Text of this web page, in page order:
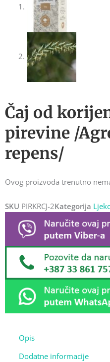
Čaj od
pirevine /
repens/
Ovog proizvoda trenutno
SKU PIRKRCJ-2Kategorija
Opis
Dodatne informacije